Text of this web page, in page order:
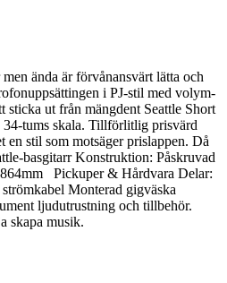
ända är förvånansvärt lätta och
i PJ-stil med volym-
sticka ut från mängdent Seattle Short
34-tums skala. Tillförlitlig prisvärd
stil som motsäger prislappen. Då
basgitarr Konstruktion: Påskruvad
Pickuper & Hårdvara Delar:
Monterad gigväska
ljudutrustning och tillbehör.
skapa musik.